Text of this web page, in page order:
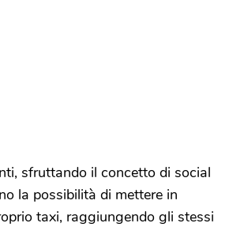
sfruttando il concetto di social
la possibilità di mettere in
taxi, raggiungendo gli stessi